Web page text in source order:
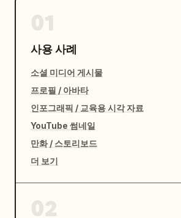
사용 사례
소셜 미디어 게시물
프로필 / 아바타
인포그래픽 / 교육용 시각 자료
YouTube 썸네일
만화 / 스토리보드
더 보기